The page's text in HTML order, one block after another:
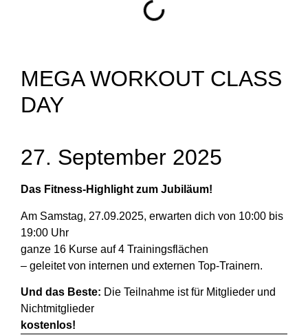
MEGA WORKOUT CLASS
DAY
27. September 2025
Das Fitness-Highlight zum Jubiläum!
Am Samstag, 27.09.2025, erwarten dich von 10:00 bis
19:00 Uhr
ganze 16 Kurse auf 4 Trainingsflächen
– geleitet von internen und externen Top-Trainern.
Und das Beste: Die Teilnahme ist für Mitglieder und
Nichtmitglieder
kostenlos!